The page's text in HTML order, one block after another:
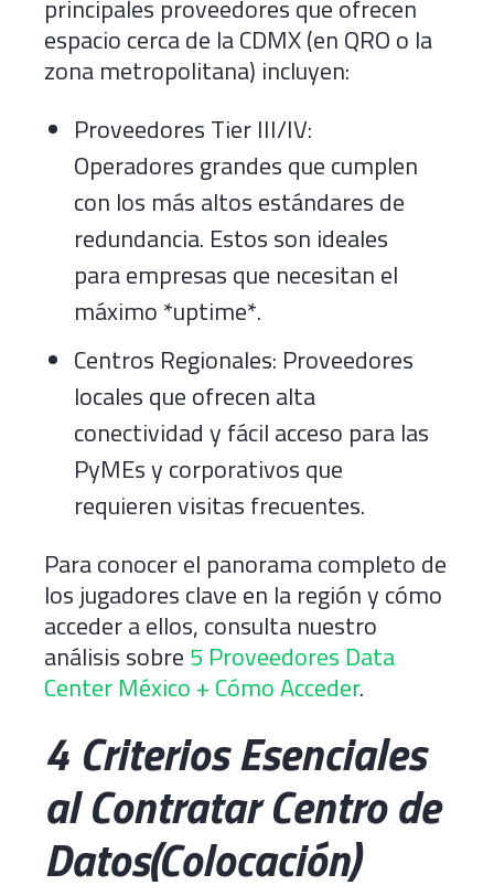
principales proveedores que ofrecen
espacio cerca de la CDMX (en QRO o la
zona metropolitana) incluyen:
Proveedores Tier III/IV:
Operadores grandes que cumplen
con los más altos estándares de
redundancia. Estos son ideales
para empresas que necesitan el
máximo *uptime*.
Centros Regionales: Proveedores
locales que ofrecen alta
conectividad y fácil acceso para las
PyMEs y corporativos que
requieren visitas frecuentes.
Para conocer el panorama completo de
los jugadores clave en la región y cómo
acceder a ellos, consulta nuestro
análisis sobre 5 Proveedores Data
Center México + Cómo Acceder.
4 Criterios Esenciales
al Contratar Centro de
Datos(Colocación)